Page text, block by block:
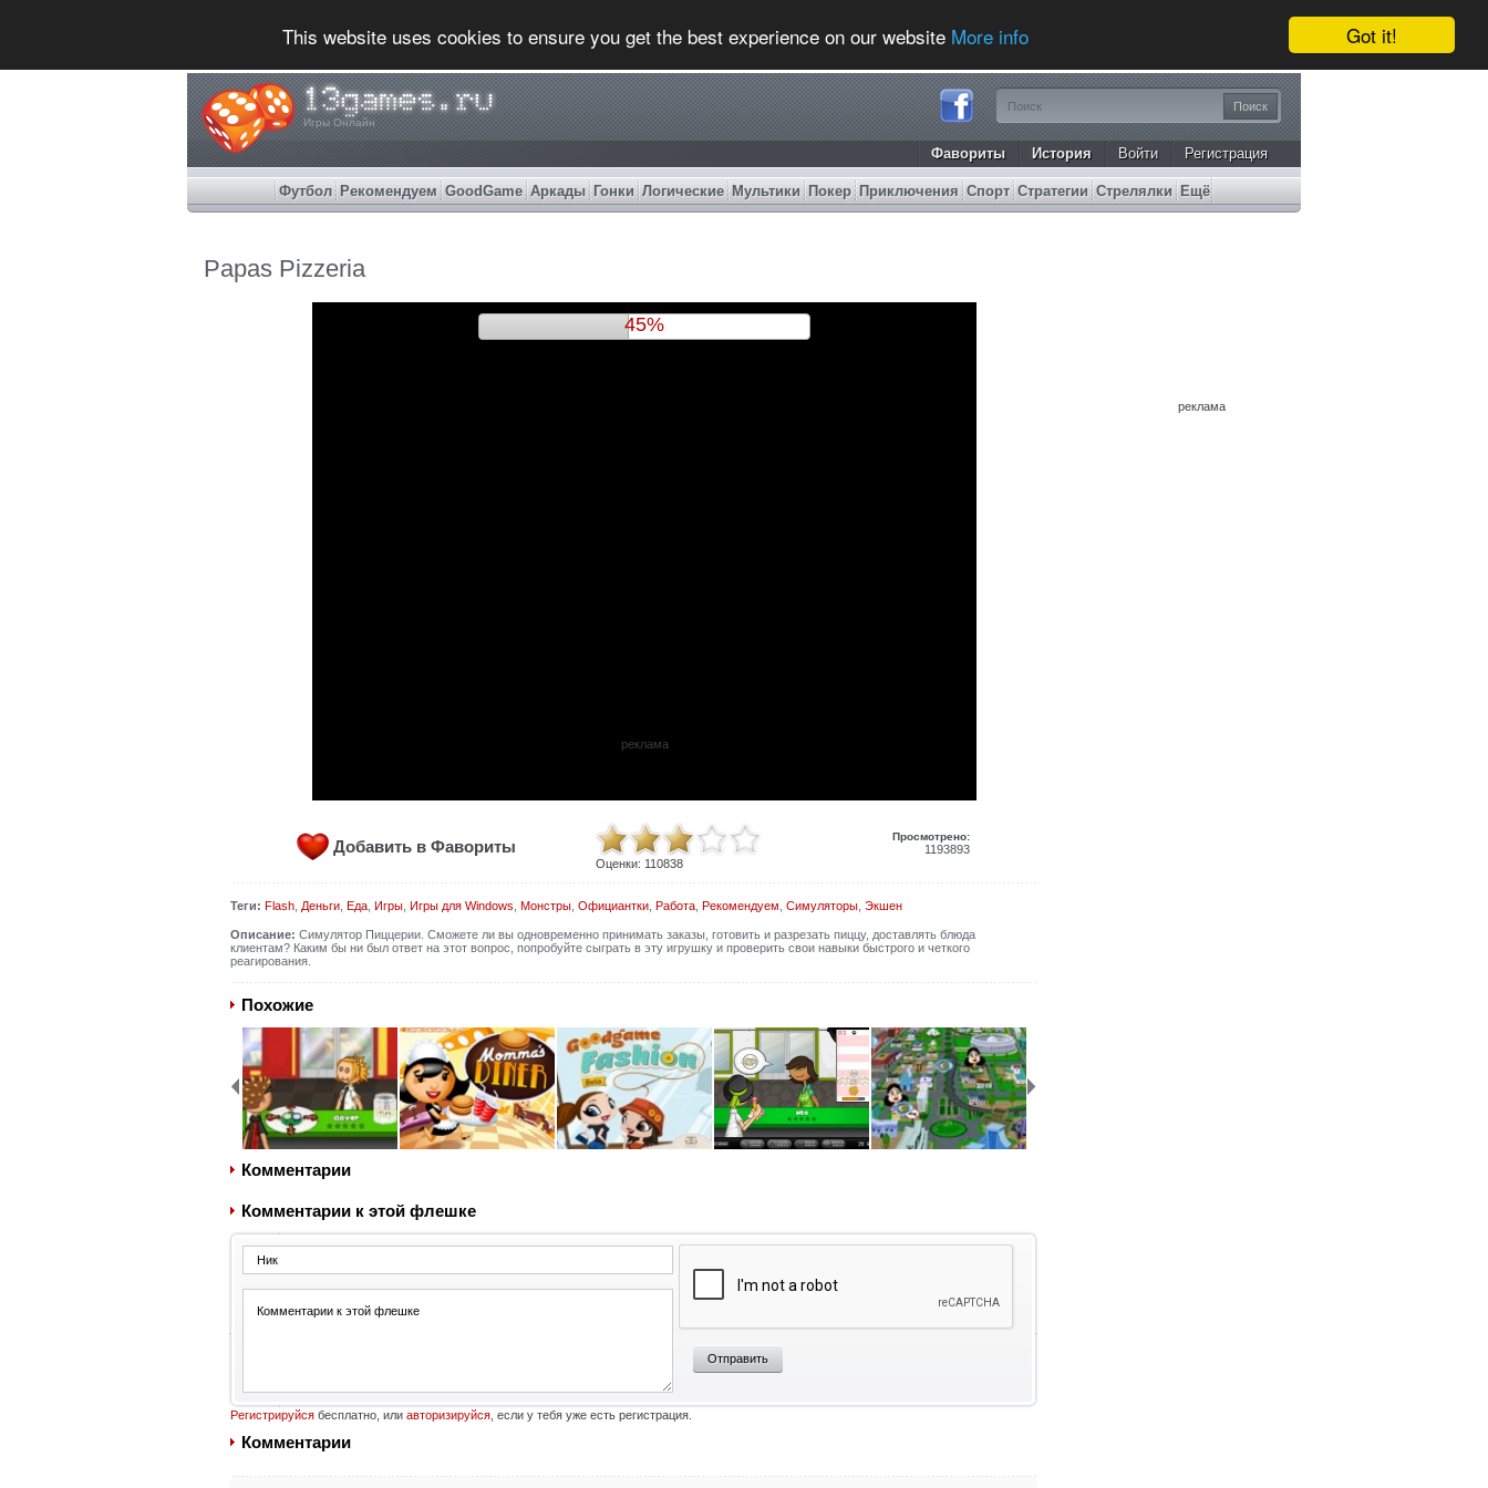
Got it!
This website uses cookies to ensure you get the best experience on our website More info
Игры Онлайн
Фавориты История Войти Регистрация
Футбол Рекомендуем GoodGame Аркады Гонки Логические Мультики Покер Приключения Спорт Стратегии Стрелялки Ещё
Papas Pizzeria
48%
реклама
Добавить в Фавориты
Оценки: 110838
Просмотрено:
1193893
Теги: Flash, Деньги, Еда, Игры, Игры для Windows Монстры, Официантки, Работа, Рекомендуем Симуляторы, Экшен
Описание: Симулятор Пиццерии. Сможете ли вы одновременно принимать заказы, готовить и разрезать пиццу, доставлять блюда
клиентам? Каким бы ни был ответ на этот вопрос, попробуйте сыграть в эту игрушку и проверить свои навыки быстрого и четкого
реагирования.
Похожие
Комментарии
Комментарии к этой флешке
Отправить
Регистрируйсябесплатно, или авторизируйся, если у тебя уже есть регистрация.
Комментарии
реклама